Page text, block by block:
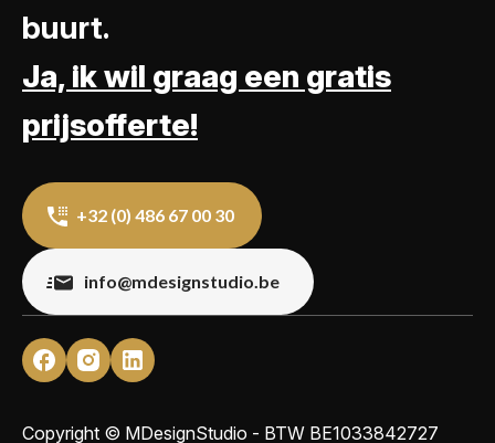
buurt.
Ja, ik wil graag een gratis
prijsofferte!
+32 (0) 486 67 00 30
info@mdesignstudio.be
Copyright © MDesignStudio - BTW BE1033842727